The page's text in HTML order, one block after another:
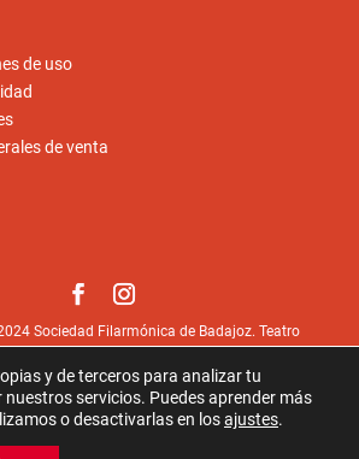
de uso
de venta
Sociedad Filarmónica de Badajoz. Teatro
juan-hernandez.esexcepto las
aportadas por los artistas.
y de terceros para analizar tu
servicios. Puedes aprender más
o desactivarlas en losajustes.